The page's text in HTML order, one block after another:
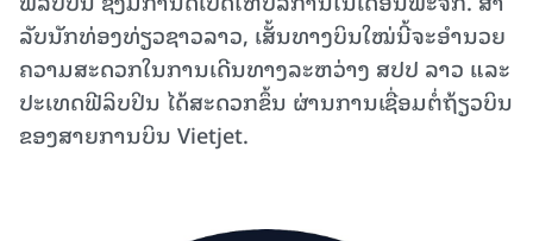
ລັບນັກທ່ອງທ່ຽວຊາວລາວ, ເສັ້ນທາງບິນໃໝ່ນີ້ຈະອຳນວຍ
ຄວາມສະດວກໃນການເດີນທາງລະຫວ່າງ ສປປ ລາວ ແລະ
ປະເທດຟີລິບປິນ ໄດ້ສະດວກຂຶ້ນ ຜ່ານການເຊື່ອມຕໍ່ຖ້ຽວບິນ
ຂອງສາຍການບິນ Vietjet.